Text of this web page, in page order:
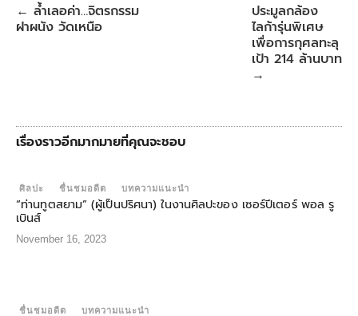
← ล้ำเลอค่า…จิตรกรรม
ฝาผนัง วัดเหนือ
ประมูลกล้อง
ไลก้ารุ่นพิเศษ
เพื่อการกุศลทะลุ
เป้า 214 ล้านบาท
→
เรื่องราวอีกมากมายที่คุณจะชอบ
ศิลปะ ชื่นชมอดีต บทความแนะนำ
“ท่านทูตสยาม” (ผู้เป็นปริศนา) ในงานศิลปะของ เซอร์ปีเตอร์ พอล รู
เบินส์
November 16, 2023
ชื่นชมอดีต บทความแนะนำ